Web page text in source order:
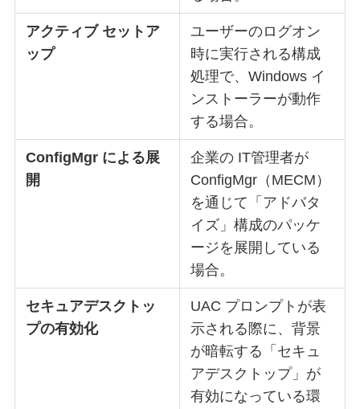
アクティブ セットア
ップ
ユーザーのログオン
時に実行される構成
処理で、Windows イ
ンストーラーが動作
する場合。
ConfigMgr による展
開
企業の IT管理者が
ConfigMgr（MECM）
を通じて「アドバタ
イズ」構成のパッケ
ージを展開している
場合。
セキュアデスクトッ
プの有効化
UAC プロンプトが表
示される際に、背景
が暗転する「セキュ
アデスクトップ」が
有効になっている環